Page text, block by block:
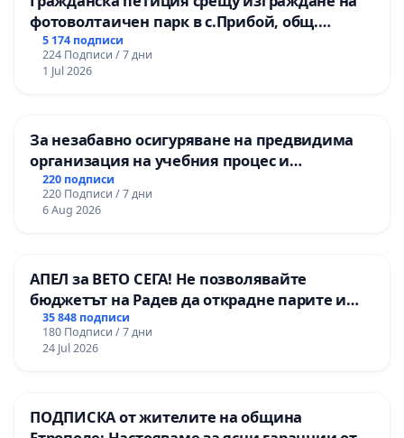
фотоволтаичен парк в с.Прибой, общ.
Радомир
5 174 подписи
224 Подписи / 7 дни
1 Jul 2026
За незабавно осигуряване на предвидима
организация на учебния процес и
гарантиране на правото на равнопоставено
и качествено образование на учениците от
ОУ „Княз Александър I“ и Хуманитарна
220 подписи
220 Подписи / 7 дни
6 Aug 2026
АПЕЛ за ВЕТО СЕГА! Не позволявайте
бюджетът на Радев да открадне парите и
правата ни в тъмното
35 848 подписи
180 Подписи / 7 дни
24 Jul 2026
ПОДПИСКА от жителите на община